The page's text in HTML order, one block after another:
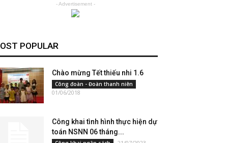
- Advertisement -
POPULAR
Chào mừng Tết thiếu nhi 1.6
Công đoàn - Đoàn thanh niên
01/06/2018
Công khai tình hình thực hiện dự
toán NSNN 06 tháng...